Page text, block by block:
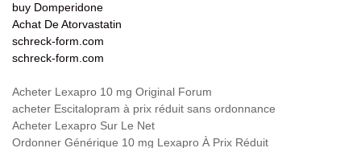
buy Domperidone
Achat De Atorvastatin
schreck-form.com
schreck-form.com
Acheter Lexapro 10 mg Original Forum
acheter Escitalopram à prix réduit sans ordonnance
Acheter Lexapro Sur Le Net
Ordonner Générique 10 mg Lexapro À Prix Réduit